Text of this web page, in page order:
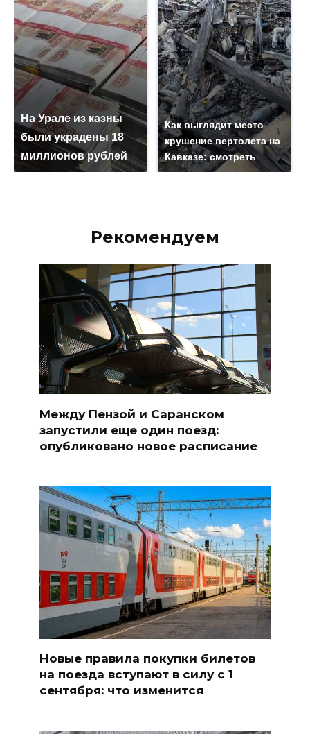
На Урале из казны
были украдены 18
миллионов рублей
Как выглядит место
крушение вертолета на
Кавказе: смотреть
Рекомендуем
Между Пензой и Саранском
запустили еще один поезд:
опубликовано новое расписание
Новые правила покупки билетов
на поезда вступают в силу с 1
сентября: что изменится